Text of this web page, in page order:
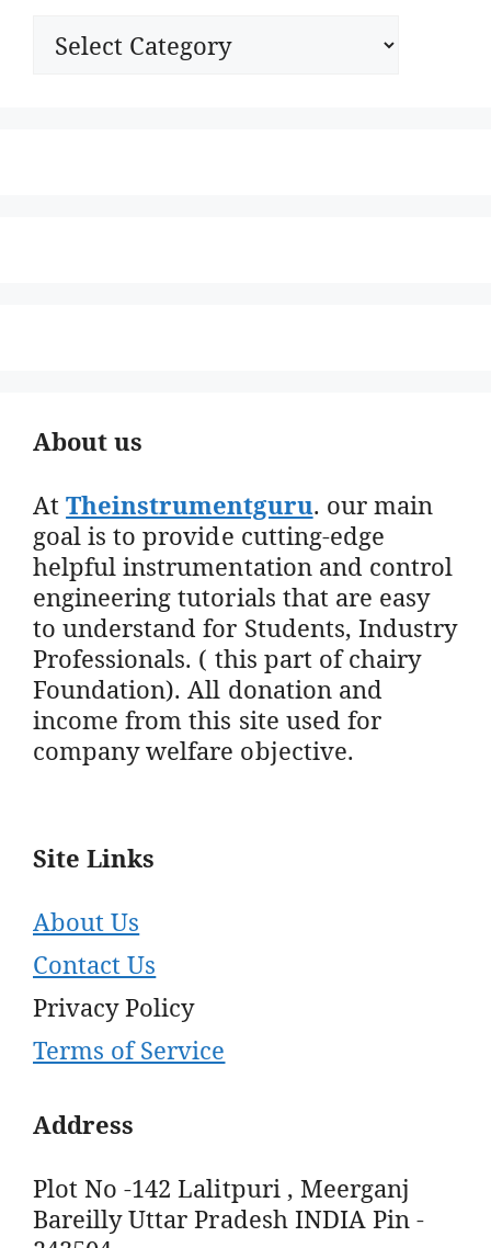
Categories
About us
AtTheinstrumentguru. our main
goal is to provide cutting-edge
helpful instrumentation and control
engineering tutorials that are easy
to understand for Students, Industry
Professionals. ( this part of chairy
Foundation). All donation and
income from this site used for
company welfare objective.
Site Links
About Us
Contact Us
Privacy Policy
Terms of Service
Address
Plot No -142 Lalitpuri , Meerganj
Bareilly Uttar Pradesh INDIA Pin -